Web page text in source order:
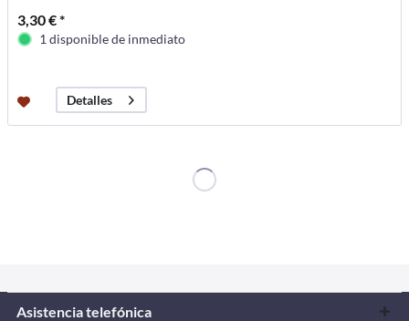
3,30 € *
1 disponible de inmediato
Detalles
Asistencia telefónica